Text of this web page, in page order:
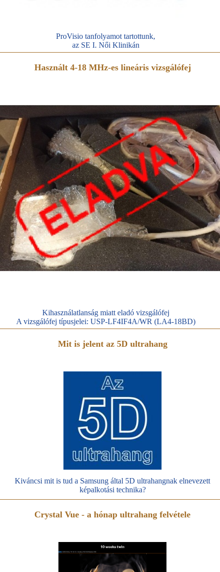
ProVisio tanfolyamot tartottunk,
az SE I. Női Klinikán
Használt 4-18 MHz-es lineáris vizsgálófej
Kihasználatlanság miatt eladó vizsgálófej
A vizsgálófej típusjelei: USP-LF4IF4A/WR (LA4-18BD)
Mit is jelent az 5D ultrahang
Kiváncsi mit is tud a Samsung által 5D ultrahangnak elnevezett
képalkotási technika?
Crystal Vue - a hónap ultrahang felvétele